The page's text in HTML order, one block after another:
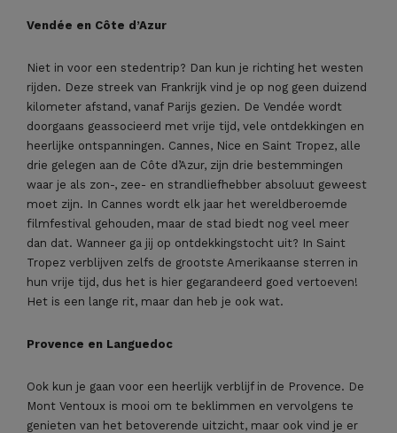
Vendée en Côte d’Azur
Niet in voor een stedentrip? Dan kun je richting het westen
rijden. Deze streek van Frankrijk vind je op nog geen duizend
kilometer afstand, vanaf Parijs gezien. De Vendée wordt
doorgaans geassocieerd met vrije tijd, vele ontdekkingen en
heerlijke ontspanningen. Cannes, Nice en Saint Tropez, alle
drie gelegen aan de Côte d’Azur, zijn drie bestemmingen
waar je als zon-, zee- en strandliefhebber absoluut geweest
moet zijn. In Cannes wordt elk jaar het wereldberoemde
filmfestival gehouden, maar de stad biedt nog veel meer
dan dat. Wanneer ga jij op ontdekkingstocht uit? In Saint
Tropez verblijven zelfs de grootste Amerikaanse sterren in
hun vrije tijd, dus het is hier gegarandeerd goed vertoeven!
Het is een lange rit, maar dan heb je ook wat.
Provence en Languedoc
Ook kun je gaan voor een heerlijk verblijf in de Provence. De
Mont Ventoux is mooi om te beklimmen en vervolgens te
genieten van het betoverende uitzicht, maar ook vind je er